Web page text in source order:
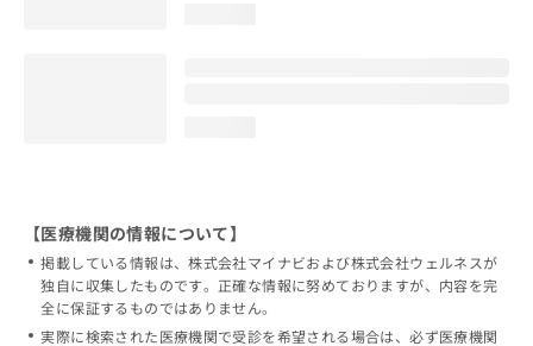
【医療機関の情報について】
掲載している情報は、株式会社マイナビおよび株式会社ウェルネスが
独自に収集したものです。正確な情報に努めておりますが、内容を完
全に保証するものではありません。
実際に検索された医療機関で受診を希望される場合は、必ず医療機関